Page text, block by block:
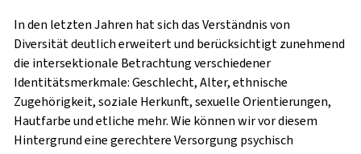
In den letzten Jahren hat sich das Verständnis von
Diversität deutlich erweitert und berücksichtigt zunehmend
die intersektionale Betrachtung verschiedener
Identitätsmerkmale: Geschlecht, Alter, ethnische
Zugehörigkeit, soziale Herkunft, sexuelle Orientierungen,
Hautfarbe und etliche mehr. Wie können wir vor diesem
Hintergrund eine gerechtere Versorgung psychisch